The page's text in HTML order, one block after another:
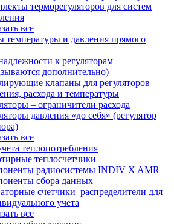
терморегуляторов для систем
все
температуры и давления прямого
к регуляторам
дополнительно)
клапаны для регуляторов
расхода и температуры
– ограничители расхода
давления «до себя» (регулятор
все
теплопотребления
теплосчетчики
радиосистемы INDIV X AMR
сбора данных
счетчики–распределители для
учета
все